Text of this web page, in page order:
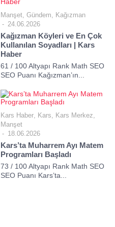
Manşet, Gündem, Kağızman
24.06.2026
Kağızman Köyleri ve En Çok
Kullanılan Soyadları | Kars
Haber
61 / 100 Altyapı Rank Math SEO
SEO Puanı Kağızman’ın...
Kars Haber, Kars, Kars Merkez,
Manşet
18.06.2026
Kars’ta Muharrem Ayı Matem
Programları Başladı
73 / 100 Altyapı Rank Math SEO
SEO Puanı Kars’ta...